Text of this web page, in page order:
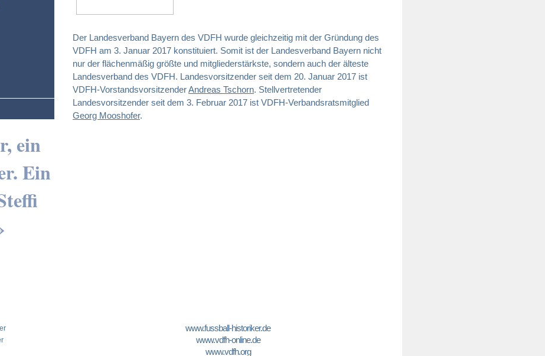
ein
Ein
Der Landesverband Bayern des VDFH wurde gleichzeitig mit der Gründung des
VDFH am 3. Januar 2017 konstituiert. Somit ist der Landesverband Bayern nicht
nur der flächenmäßig größte und mitgliederstärkste, sondern auch der älteste
Landesverband des VDFH. Landesvorsitzender seit dem 20. Januar 2017 ist
VDFH-VorstandsvorsitzenderAndreas Tschorn. Stellvertretender
Landesvorsitzender seit dem 3. Februar 2017 ist VDFH-Verbandsratsmitglied
Georg Mooshofer.
www.fussball-historiker.de
www.vdfh-online.de
www.vdfh.org